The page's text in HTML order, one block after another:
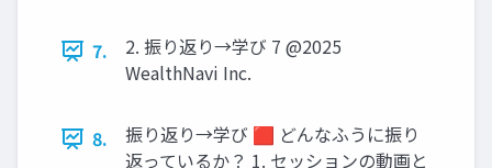
7.
2. 振り返り→学び 7 @2025
WealthNavi Inc.
8.
振り返り→学び 🟥 どんなふうに振り
返っているか？ 1. セッションの動画と